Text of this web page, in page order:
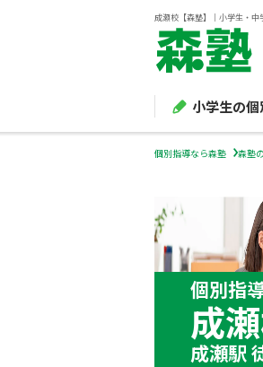
小学生の
個別指導なら森塾 森塾
個別指
成
成瀬駅